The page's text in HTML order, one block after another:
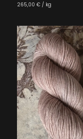
265,00 € / kg